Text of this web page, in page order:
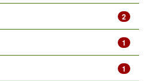
2
1
1